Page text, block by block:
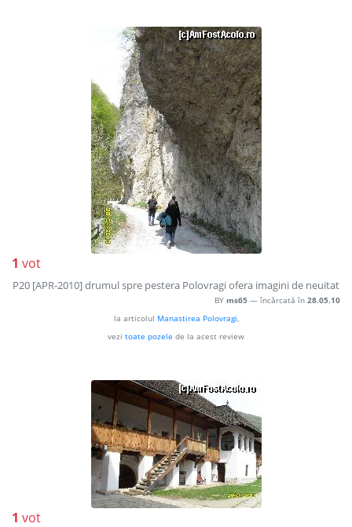
1 vot
P20 [APR-2010] drumul spre pestera Polovragi ofera imagini de neuitat
BY ms65 — încărcată în 28.05.10
la articolul Manastirea Polovragi,
vezi toate pozele de la acest review
1 vot